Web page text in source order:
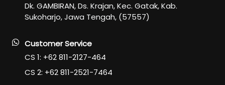
Dk. GAMBIRAN, Ds. Krajan, Kec. Gatak, Kab.
Sukoharjo, Jawa Tengah, (57557)
Customer Service
CS 1: +62 811-2127-464
CS 2: +62 811-2521-7464